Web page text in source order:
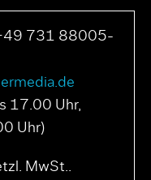
731 88005-
17.00 Uhr,
Uhr)
MwSt..